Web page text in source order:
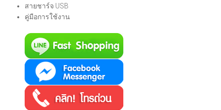
สายชาร์จ USB
คู่มือการใช้งาน